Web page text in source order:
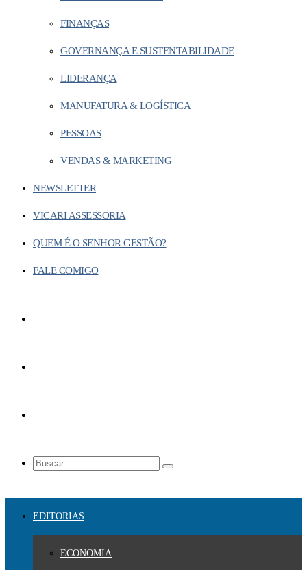
FINANÇAS
GOVERNANÇA E SUSTENTABILIDADE
LIDERANÇA
MANUFATURA & LOGÍSTICA
PESSOAS
VENDAS & MARKETING
NEWSLETTER
VICARI ASSESSORIA
QUEM É O SENHOR GESTÃO?
FALE COMIGO
EDITORIAS
ECONOMIA